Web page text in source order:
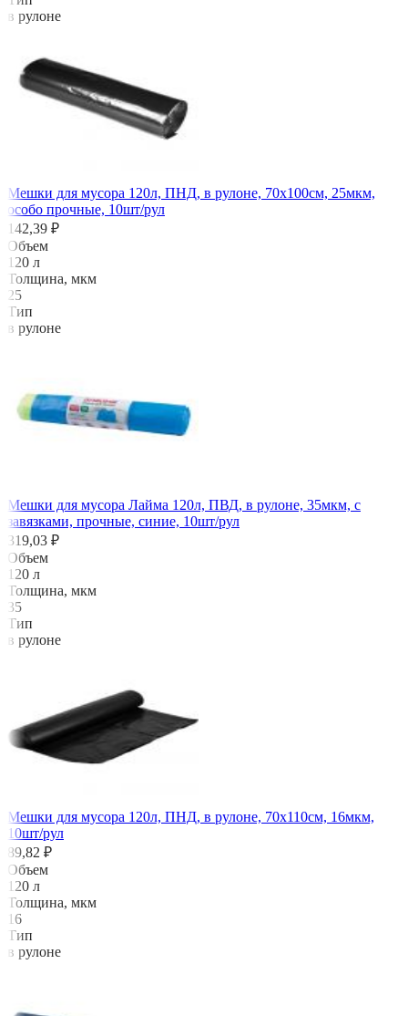
в рулоне
Мешки для мусора 120л, ПНД, в рулоне, 70х100см, 25мкм,
особо прочные, 10шт/рул
142,39 ₽
Объем
120 л
Толщина, мкм
25
Тип
в рулоне
Мешки для мусора Лайма 120л, ПВД, в рулоне, 35мкм, с
завязками, прочные, синие, 10шт/рул
319,03 ₽
Объем
120 л
Толщина, мкм
35
Тип
в рулоне
Мешки для мусора 120л, ПНД, в рулоне, 70х110см, 16мкм,
10шт/рул
89,82 ₽
Объем
120 л
Толщина, мкм
16
Тип
в рулоне